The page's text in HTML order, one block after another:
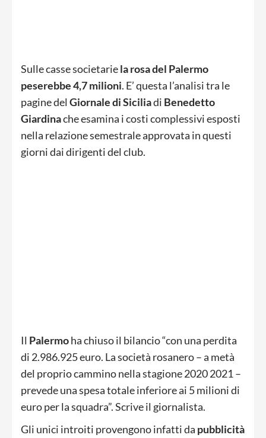
Sulle casse societariela rosa del Palermo
peserebbe 4,7 milioni. E’ questa l’analisi tra le
pagine del Giornaledi Siciliadi Benedetto
Giardinache esamina i costi complessivi esposti
nella relazione semestrale approvata in questi
giorni dai dirigenti del club.
Il Palermoha chiuso il bilancio “con una perdita
di 2.986.925 euro. La società rosanero – a metà
del proprio cammino nella stagione 2020 2021 –
prevede una spesa totale inferiore ai 5 milioni di
euro per la squadra”. Scrive il giornalista.
Gli unici introiti provengono infatti da pubblicità